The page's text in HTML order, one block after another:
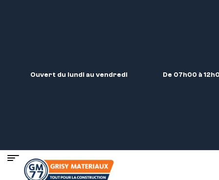
Ouvert du lundi au vendredi De 07h00 à